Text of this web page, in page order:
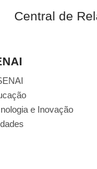
Central de
e Inovação